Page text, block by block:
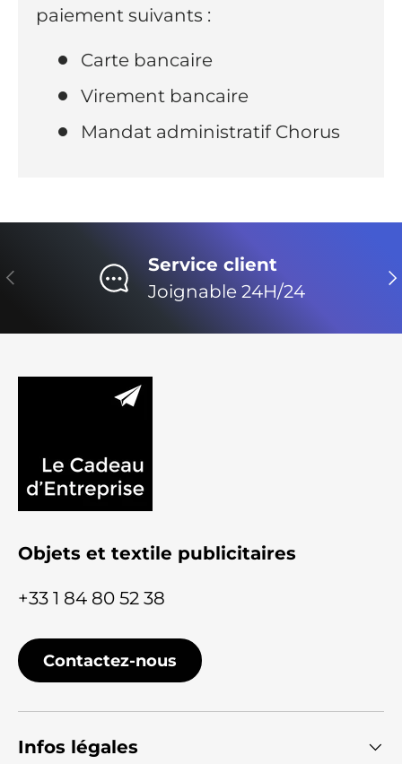
paiement suivants :
Carte bancaire
Virement bancaire
Mandat administratif Chorus
Précédent
Service client
Joignable 24H/24
Objets et textile publicitaires
+33 1 84 80 52 38
Contactez-nous
Infos légales